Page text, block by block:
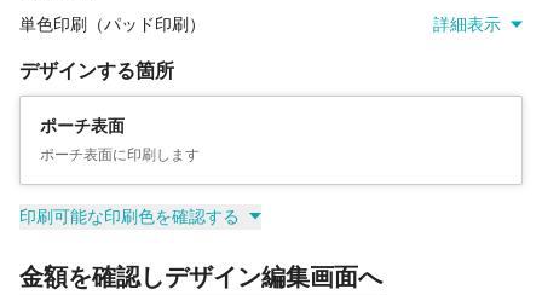
単色印刷（パッド印刷） 詳細表示
デザインする箇所
ポーチ表面
ポーチ表面に印刷します
印刷可能な印刷色を確認する
金額を確認しデザイン編集画面へ